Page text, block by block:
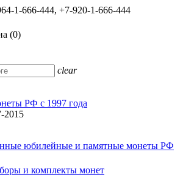
1-666-444, +7-920-1-666-444
(0)
clear
РФ с 1997 года
2015
юбилейные и памятные монеты РФ
и комплекты монет